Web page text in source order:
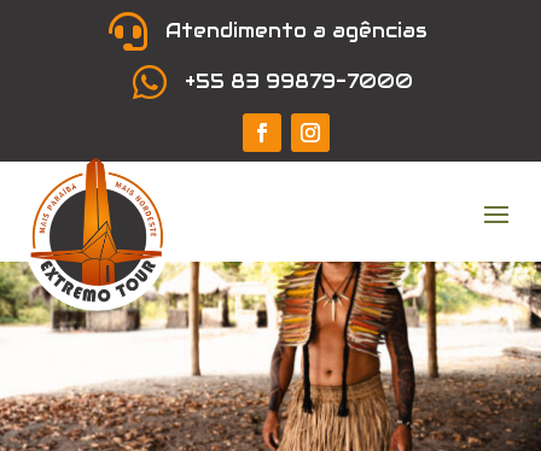
 Atendimento a agências
 +55 83 99879-7000